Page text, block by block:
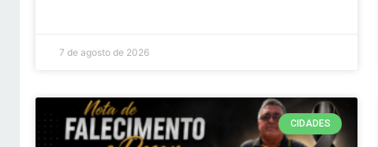
7 de agosto de 2026
CIDADES